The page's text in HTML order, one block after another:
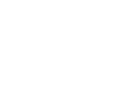
La iniciativa institucional,
‘Orgullosas’, reivindica la
quienes vivieron su